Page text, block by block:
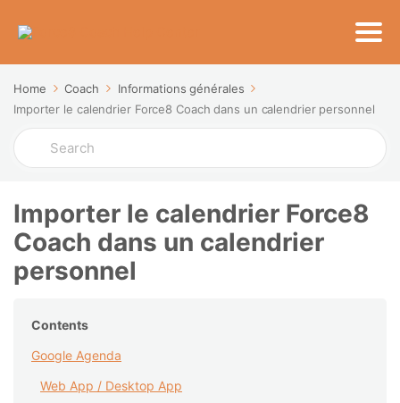
Home Coach
Informations générales
Importer le calendrier Force8 Coach dans un calendrier personnel
Search
For
Importer le calendrier Force8
Coach dans un calendrier
personnel
Contents
Google Agenda
Web App / Desktop App